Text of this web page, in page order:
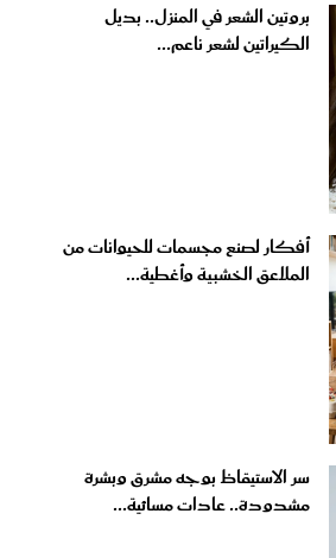
بروتين الشعر في المنزل.. بديل
الكيراتين لشعر ناعم...
أفكار لصنع مجسمات للحيوانات من
الملاعق الخشبية وأغطية...
سر الاستيقاظ بوجه مشرق وبشرة
مشدودة.. عادات مسائية...